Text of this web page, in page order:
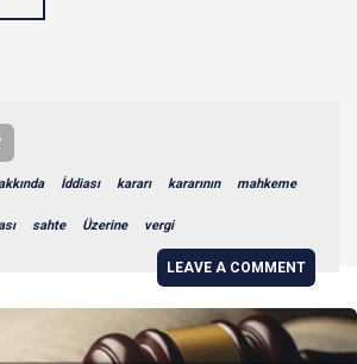
İddiası kararı kararının mahkeme
sahte Üzerine vergi
LEAVE A COMMENT